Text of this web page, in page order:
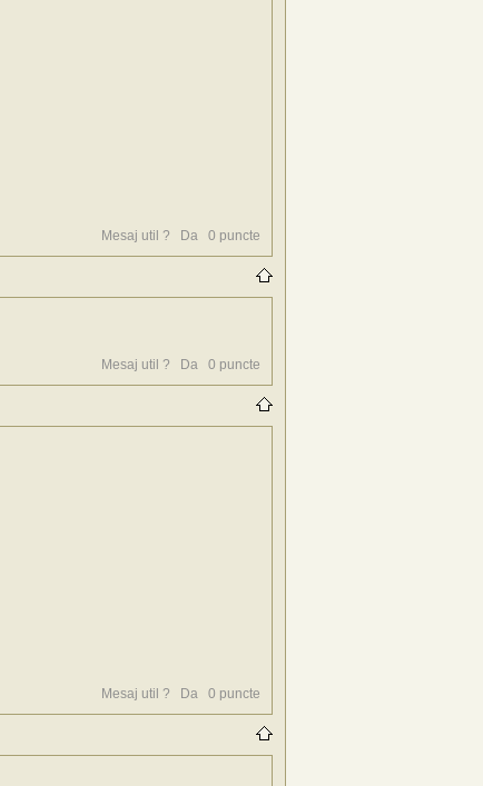
Mesaj util ? Da 0 puncte
Mesaj util ? Da 0 puncte
Mesaj util ? Da 0 puncte